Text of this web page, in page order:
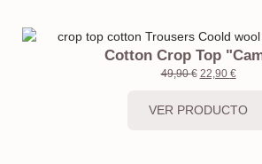
Cotton Crop Top
49,90€ 22,90 €
VER PRODUCTO